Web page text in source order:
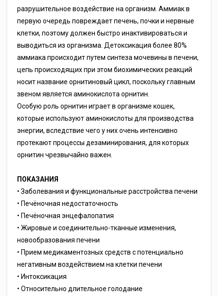
разрушительное воздействие на организм. Аммиак в
первую очередь повреждает печень, почки и нервные
клетки, поэтому должен быстро инактивироваться и
выводиться из организма. Детоксикация более 80%
аммиака происходит путем синтеза мочевины в печени,
цепь происходящих при этом биохимических реакций
носит название орнитиновый цикл, поскольку главным
звеном является аминокислота орнитин.
Особую роль орнитин играет в организме кошек,
которые используют аминокислоты для производства
энергии, вследствие чего у них очень интенсивно
протекают процессы дезаминирования, для которых
орнитин чрезвычайно важен.
ПОКАЗАНИЯ
• Заболевания и функциональные расстройства печени
• Печёночная недостаточность
• Печёночная энцефалопатия
• Жировые и соединительно-тканные изменения,
новообразования печени
• Прием медикаментозных средств с потенциально
негативным воздействием на клетки печени
• Интоксикация
• Относительно длительное голодание